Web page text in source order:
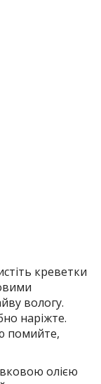
креветки
вологу.
наріжте.
помийте,
олією